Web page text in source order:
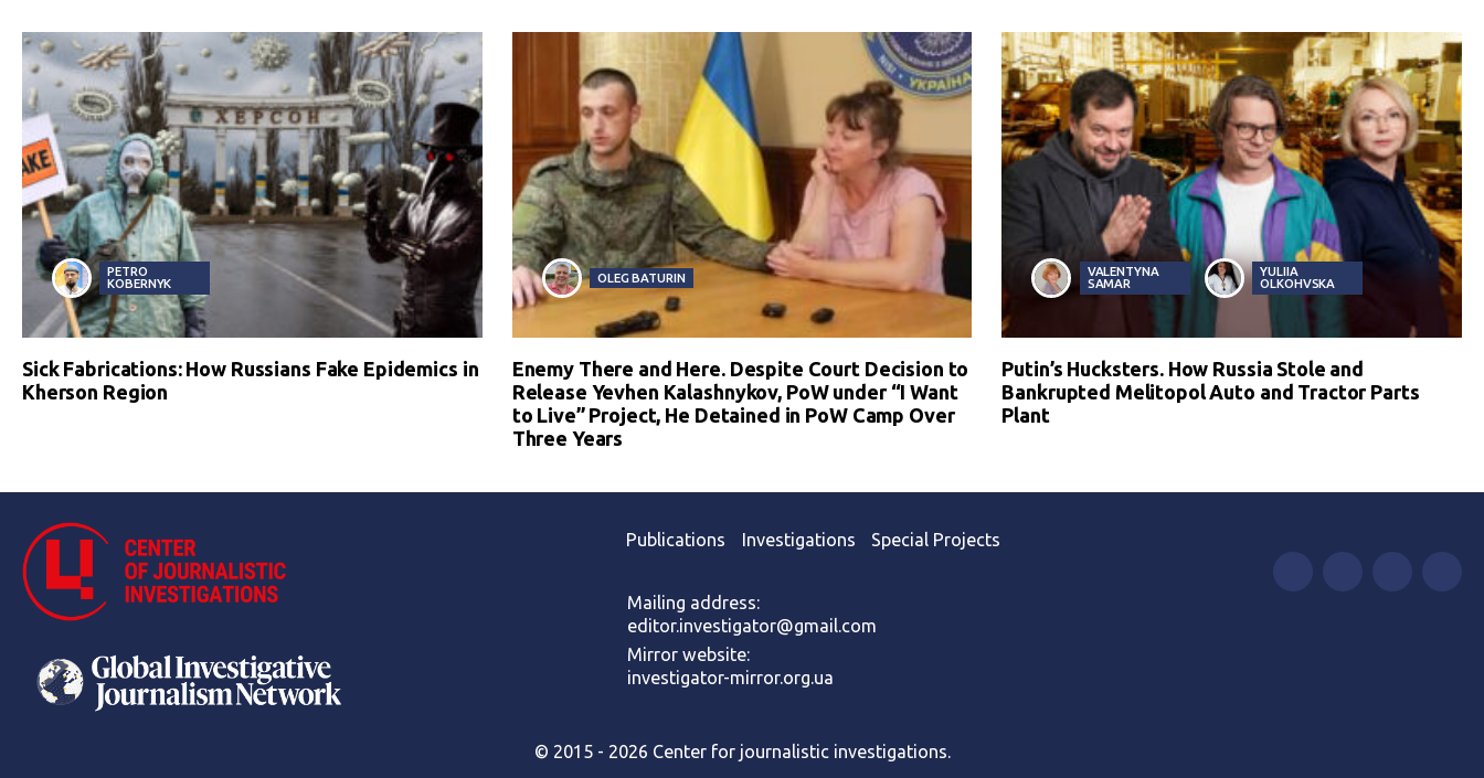
PETRO
KOBERNYK
Sick Fabrications: How Russians Fake Epidemics in
Kherson Region
OLEG BATURIN
Enemy There and Here. Despite Court Decision to
Release Yevhen Kalashnykov, PoW under “I Want
to Live” Project, He Detained in PoW Camp Over
Three Years
VALENTYNA
SAMAR
YULIIA
OLKOHVSKA
Putin’s Hucksters. How Russia Stole and
Bankrupted Melitopol Auto and Tractor Parts
Plant
Publications Investigations Special Projects
Mailing address:
editor.investigator@gmail.com
Mirror website:
investigator-mirror.org.ua
© 2015 - 2026 Center for journalistic investigations.